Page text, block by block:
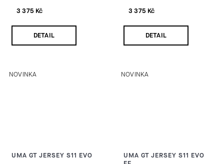
3 375 Kč
DETAIL
3 375 Kč
DETAIL
NOVINKA
UMA GT JERSEY S11 EVO
NOVINKA
UMA GT JERSEY S11 EVO